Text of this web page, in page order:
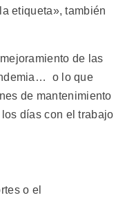
etiqueta», también
de las
o lo que
de mantenimiento
días con el trabajo
o el